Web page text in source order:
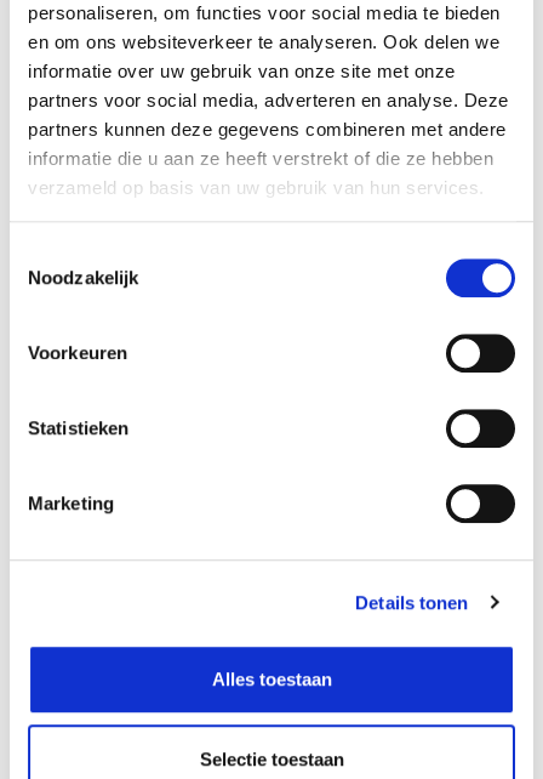
personaliseren, om functies voor social media te bieden
en om ons websiteverkeer te analyseren. Ook delen we
informatie over uw gebruik van onze site met onze
partners voor social media, adverteren en analyse. Deze
partners kunnen deze gegevens combineren met andere
informatie die u aan ze heeft verstrekt of die ze hebben
verzameld op basis van uw gebruik van hun services.
Noodzakelijk
Voorkeuren
Statistieken
Marketing
Details tonen
Alles toestaan
Selectie toestaan
Woodwick
Woodwick geurkaars
verdant fig large
Woodwick
Woodwick geurkaars
verdant fig ellipse
blush medium
Oh'DEAL